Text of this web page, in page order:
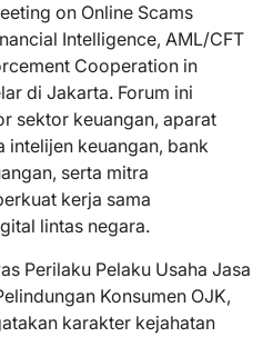
on Online Scams
Intelligence, AML/CFT
Cooperation in
di Jakarta. Forum ini
sektor keuangan, aparat
intelijen keuangan, bank
serta mitra
kerja sama
lintas negara.
Perilaku Pelaku Usaha Jasa
Konsumen OJK,
karakter kejahatan